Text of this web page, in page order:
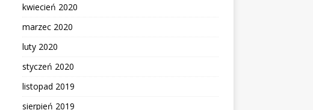
kwiecień 2020
marzec 2020
luty 2020
styczeń 2020
listopad 2019
sierpień 2019